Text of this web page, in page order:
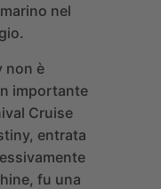
nel
non è
importante
Cruise
entrata
fu una